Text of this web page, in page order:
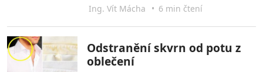
Ing. Vít Mácha • 6 min čtení
Odstranění skvrn od potu z
oblečení